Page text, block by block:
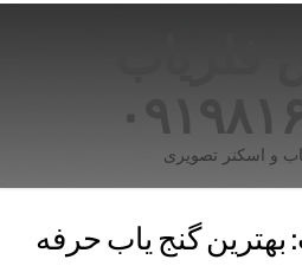
و اسکنر تصویری
بهترین گنج یاب حرفه